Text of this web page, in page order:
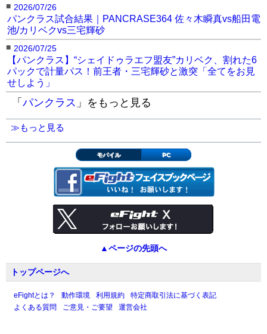
■ 2026/07/26
パンクラス試合結果｜PANCRASE364 佐々木瞬真vs船田電
池/カリベクvs三宅輝砂
■ 2026/07/25
【パンクラス】“シェイドゥラエフ盟友”カリベク、割れた6
パックで計量パス！前王者・三宅輝砂と激突「全てをお見
せしよう」
「 パンクラス 」をもっと見る
≫もっと見る
モバイル PC
▲ページの先頭へ
トップページへ
eFightとは？ 動作環境 利用規約
特定商取引法に基づく表記
よくある質問
ご意見・ご要望 運営会社